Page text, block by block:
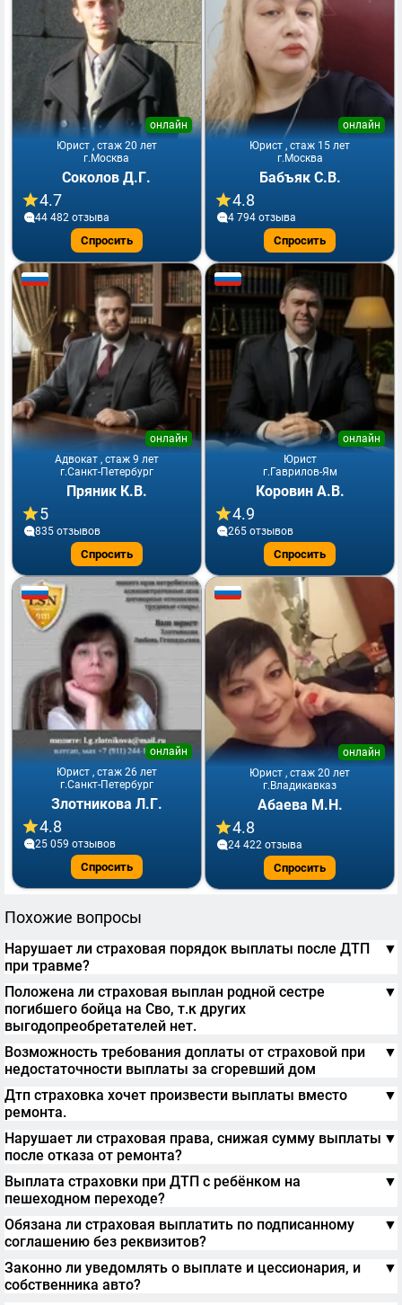
Юрист , стаж 20 лет
онлайн
г.Москва
Соколов Д.Г.
4.7
44 482 отзывa
Спросить
Юрист , стаж 15 лет
онлайн
г.Москва
Бабъяк С.В.
4.8
4 794 отзывa
Спросить
Адвокат , стаж 9 лет
онлайн
г.Санкт-Петербург
Пряник К.В.
5
835 отзывов
Спросить
Юрист
онлайн
г.Гаврилов-Ям
Коровин А.В.
4.9
265 отзывов
Спросить
Юрист , стаж 26 лет
онлайн
г.Санкт-Петербург
Злотникова Л.Г.
4.8
25 059 отзывов
Спросить
Юрист , стаж 20 лет
онлайн
г.Владикавказ
Абаева М.Н.
4.8
24 422 отзывa
Спросить
Похожие вопросы
Нарушает ли страховая порядок выплаты после ДТП
при травме?
▼
Положена ли страховая выплан родной сестре
погибшего бойца на Сво, т.к других
выгодопреобретателей нет.
▼
Возможность требования доплаты от страховой при
недостаточности выплаты за сгоревший дом
▼
Дтп страховка хочет произвести выплаты вместо
ремонта.
▼
Нарушает ли страховая права, снижая сумму выплаты
после отказа от ремонта?
▼
Выплата страховки при ДТП с ребёнком на
пешеходном переходе?
▼
Обязана ли страховая выплатить по подписанному
соглашению без реквизитов?
▼
Законно ли уведомлять о выплате и цессионария, и
собственника авто?
▼